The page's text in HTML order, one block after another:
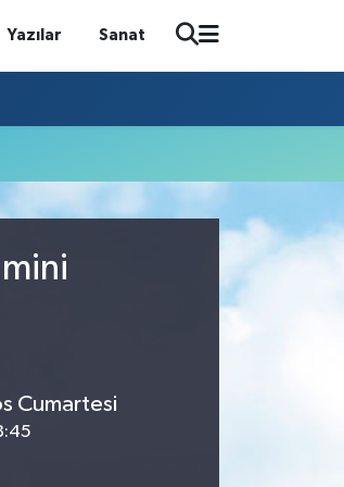
Yazılar Sanat
Cumartesi